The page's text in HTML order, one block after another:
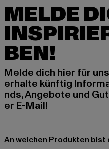
MELDE
BEN!
Melde dich hier für
erhalte künftig
nds, Angebote und
er E-Mail!
An welchen Produkten